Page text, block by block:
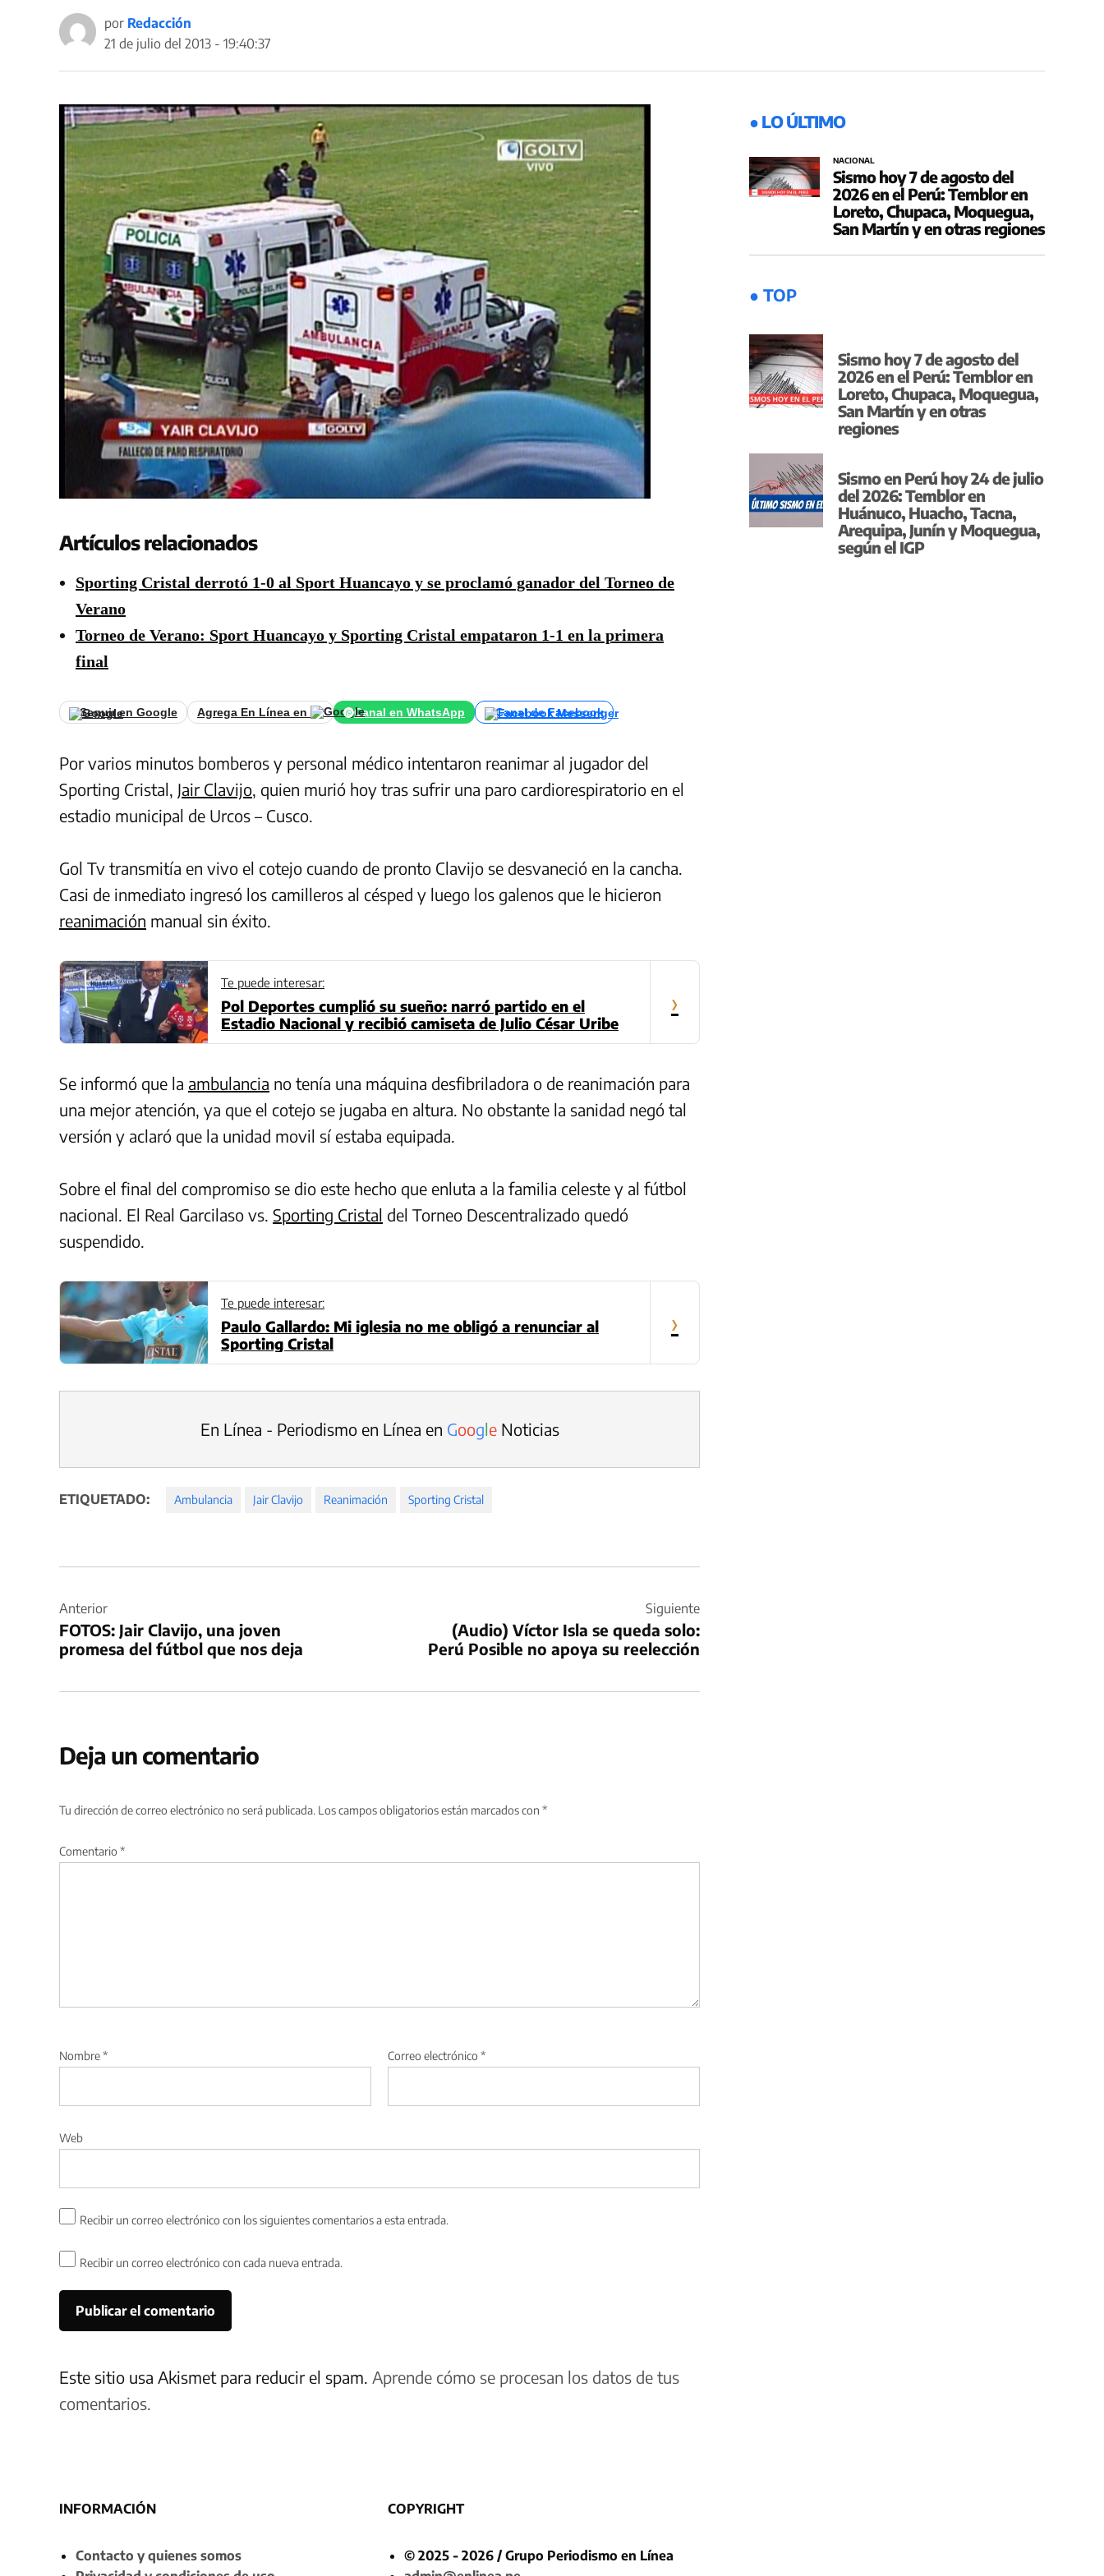
por Redacción
21 de julio del 2013 - 19:40:37
Artículos relacionados
Sporting Cristal derrotó 1-0 al Sport Huancayo y se proclamó ganador del Torneo de
Verano
Torneo de Verano: Sport Huancayo y Sporting Cristal empataron 1-1 en la primera
final
Seguir en Google Agrega En Línea en Canal en WhatsApp Canal de Facebook
Por varios minutos bomberos y personal médico intentaron reanimar al jugador del
Sporting Cristal, Jair Clavijo, quien murió hoy tras sufrir una paro cardiorespiratorio en el
estadio municipal de Urcos – Cusco.
Gol Tv transmitía en vivo el cotejo cuando de pronto Clavijo se desvaneció en la cancha.
Casi de inmediato ingresó los camilleros al césped y luego los galenos que le hicieron
reanimación manual sin éxito.
Te puede interesar:
Pol Deportes cumplió su sueño: narró partido en el
Estadio Nacional y recibió camiseta de Julio César Uribe
›
Se informó que la ambulancia no tenía una máquina desfibriladora o de reanimación para
una mejor atención, ya que el cotejo se jugaba en altura. No obstante la sanidad negó tal
versión y aclaró que la unidad movil sí estaba equipada.
Sobre el final del compromiso se dio este hecho que enluta a la familia celeste y al fútbol
nacional. El Real Garcilaso vs. Sporting Cristal del Torneo Descentralizado quedó
suspendido.
Te puede interesar:
Paulo Gallardo: Mi iglesia no me obligó a renunciar al
Sporting Cristal
›
En Línea - Periodismo en Línea en GoogleNoticias
ETIQUETADO: Ambulancia Jair Clavijo Reanimación Sporting Cristal
de
entradas
Anterior
FOTOS: Jair Clavijo, una joven
promesa del fútbol que nos deja
Siguiente
(Audio) Víctor Isla se queda solo:
Perú Posible no apoya su reelección
Deja un comentario
Tu dirección de correo electrónico no será publicada. Los campos obligatorios están marcados con *
Comentario *
Nombre* Correo electrónico *
Web
Recibir un correo electrónico con los siguientes comentarios a esta entrada.
Recibir un correo electrónico con cada nueva entrada.
Este sitio usa Akismet para reducir el spam. Aprende cómo se procesan los datos de tus
comentarios.
● LO ÚLTIMO
NACIONAL
Sismo hoy 7 de agosto del
2026 en el Perú: Temblor en
Loreto, Chupaca, Moquegua,
San Martín y en otras regiones
● TOP
Sismo hoy 7 de agosto del
2026 en el Perú: Temblor en
Loreto, Chupaca, Moquegua,
San Martín y en otras
regiones
Sismo en Perú hoy 24 de julio
del 2026: Temblor en
Huánuco, Huacho, Tacna,
Arequipa, Junín y Moquegua,
según el IGP
INFORMACIÓN
Contacto y quienes somos
COPYRIGHT
© 2025 - 2026 / Grupo Periodismo en Línea